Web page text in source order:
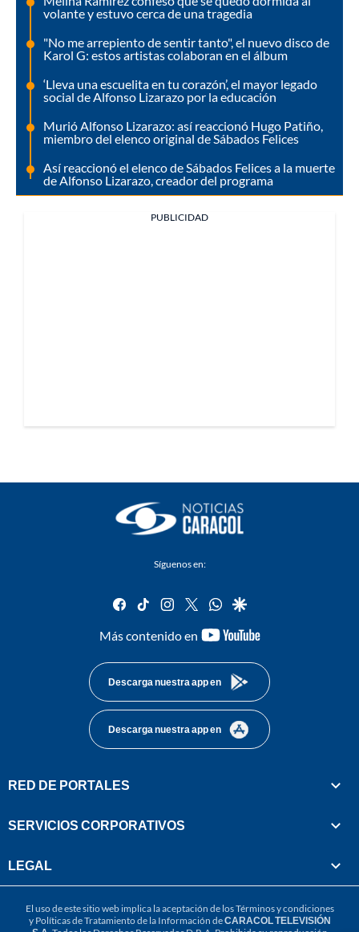
volante y estuvo cerca de una tragedia
"No me arrepiento de sentir tanto", el nuevo disco de
Karol G: estos artistas colaboran en el álbum
‘Lleva una escuelita en tu corazón’, el mayor legado
social de Alfonso Lizarazo por la educación
Murió Alfonso Lizarazo: así reaccionó Hugo Patiño,
miembro del elenco original de Sábados Felices
Así reaccionó el elenco de Sábados Felices a la muerte
de Alfonso Lizarazo, creador del programa
PUBLICIDAD
Síguenos en:
facebook
tiktok instagram
twitterwhatsapp
google
Más contenido en
youtube-
Descarga nuestra app en
Descarga nuestra app en
RED DE PORTALES
SERVICIOS CORPORATIVOS
LEGAL
El uso de este sitio web implica la aceptación de losTérminos y condiciones
y Políticas de Tratamiento de la Información deCARACOL TELEVISIÓN